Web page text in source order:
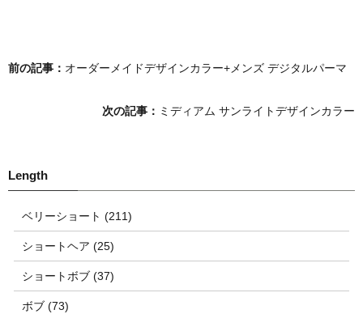
前の記事： オーダーメイドデザインカラー+メンズ デジタルパーマ
次の記事： ミディアム サンライトデザインカラー
ベリーショート (211)
ショートヘア (25)
ショートボブ (37)
ボブ (73)